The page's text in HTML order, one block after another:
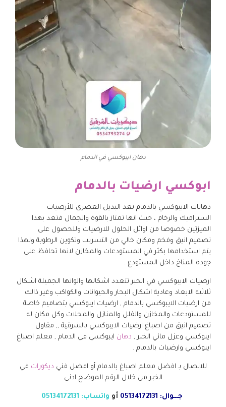
دهان ايبوكسي في الدمام
ابوكسي ارضيات بالدمام
دهانات الايبوكسي بالدمام تعد البديل العصري للأرضيات
السيراميك والرخام ، حيث انها تمتاز بالقوة والجمال فتعد بهذا
الميزتين خصوصا من اوائل الحلول للارضيات وللحصول على
تصميم انيق وفخم ومكان خالي من التسريب وتكوين الرطوبة ولهذا
يتم استخدامها بكثر في المستودعات والمخازن لانها تحافظ على
جودة المناخ داخل المستودع .
ارضيات الايبوكسي في الخبر تتعدد اشكالها والوانها الجميلة اشكال
ثلاثية الابعاد وعادية اشكال البحار والحيوانات والكواكب وغير ذالك
من ارضيات الايبوكسي بالدمام , ارضيات ايبوكسي بتصاميم خاصة
للمستودعات والمخازن والفلل والمنازل والمحلات وكل مكان له
تصميم انيق من اصباغ ارضيات الايبوكسي بالشرقية ,, مقاول
ايبوكسي وعزل مائي الخبر , دهان ايبوكسي في الدمام , معلم اصباغ
ايبوكسي وارضيات بالدمام .
للاتصال بـ افضل معلم اصباغ بالدمام أو افضل فني ديكورات في
الخبر من خلال الرقم الموضح ادنى
جـــوال: 05134172131 أو واتساب: 05134172131